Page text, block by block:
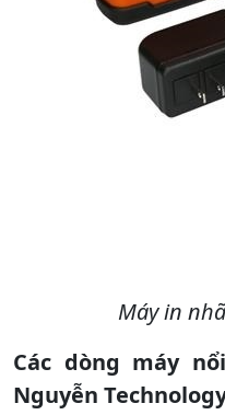
Máy in
Các dòng máy
Nguyễn